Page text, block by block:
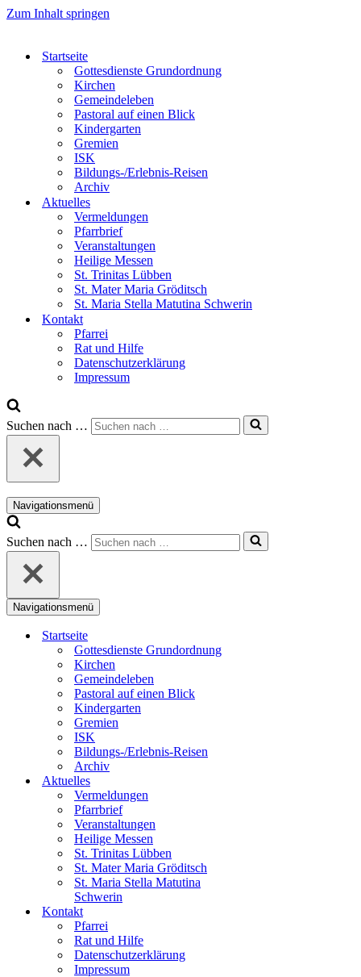
Zum Inhalt springen
Startseite
Gottesdienste Grundordnung
Kirchen
Gemeindeleben
Pastoral auf einen Blick
Kindergarten
Gremien
ISK
Bildungs-/Erlebnis-Reisen
Archiv
Aktuelles
Vermeldungen
Pfarrbrief
Veranstaltungen
Heilige Messen
St. Trinitas Lübben
St. Mater Maria Gröditsch
St. Maria Stella Matutina Schwerin
Kontakt
Pfarrei
Rat und Hilfe
Datenschutzerklärung
Impressum
Suchen nach …
Navigationsmenü
Suchen nach …
Navigationsmenü
Startseite
Gottesdienste Grundordnung
Kirchen
Gemeindeleben
Pastoral auf einen Blick
Kindergarten
Gremien
ISK
Bildungs-/Erlebnis-Reisen
Archiv
Aktuelles
Vermeldungen
Pfarrbrief
Veranstaltungen
Heilige Messen
St. Trinitas Lübben
St. Mater Maria Gröditsch
St. Maria Stella Matutina
Schwerin
Kontakt
Pfarrei
Rat und Hilfe
Datenschutzerklärung
Impressum